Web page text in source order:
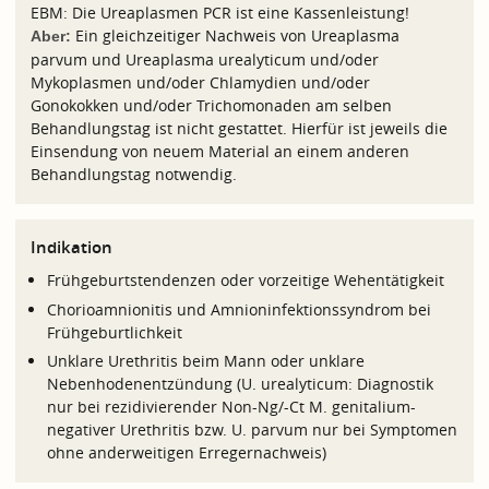
EBM: Die Ureaplasmen PCR ist eine Kassenleistung!
Aber: Ein gleichzeitiger Nachweis von Ureaplasma
parvum und Ureaplasma urealyticum und/oder
Mykoplasmen und/oder Chlamydien und/oder
Gonokokken und/oder Trichomonaden am selben
Behandlungstag ist nicht gestattet. Hierfür ist jeweils die
Einsendung von neuem Material an einem anderen
Behandlungstag notwendig.
Indikation
Frühgeburtstendenzen oder vorzeitige Wehentätigkeit
Chorioamnionitis und Amnioninfektionssyndrom bei
Frühgeburtlichkeit
Unklare Urethritis beim Mann oder unklare
Nebenhodenentzündung (U. urealyticum: Diagnostik
nur bei rezidivierender Non-Ng/-Ct M. genitalium-
negativer Urethritis bzw. U. parvum nur bei Symptomen
ohne anderweitigen Erregernachweis)